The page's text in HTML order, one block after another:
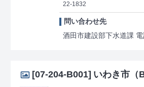
22-1832
問い合わせ先
酒田市建設部下水道課
[07-204-B001] いわき市（